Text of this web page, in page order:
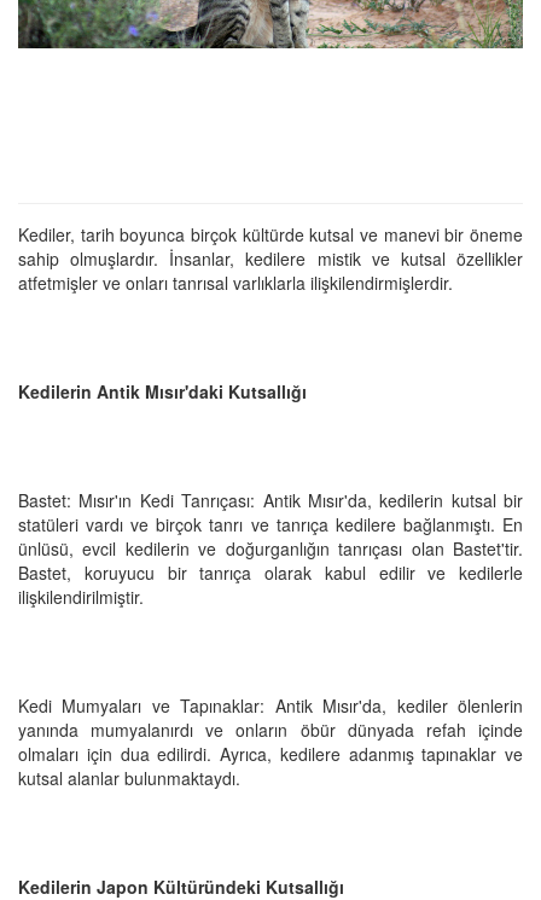
Kediler, tarih boyunca birçok kültürde kutsal ve manevi bir öneme
sahip olmuşlardır. İnsanlar, kedilere mistik ve kutsal özellikler
atfetmişler ve onları tanrısal varlıklarla ilişkilendirmişlerdir.
Kedilerin Antik Mısır'daki Kutsallığı
Bastet: Mısır'ın Kedi Tanrıçası: Antik Mısır'da, kedilerin kutsal bir
statüleri vardı ve birçok tanrı ve tanrıça kedilere bağlanmıştı. En
ünlüsü, evcil kedilerin ve doğurganlığın tanrıçası olan Bastet'tir.
Bastet, koruyucu bir tanrıça olarak kabul edilir ve kedilerle
ilişkilendirilmiştir.
Kedi Mumyaları ve Tapınaklar: Antik Mısır'da, kediler ölenlerin
yanında mumyalanırdı ve onların öbür dünyada refah içinde
olmaları için dua edilirdi. Ayrıca, kedilere adanmış tapınaklar ve
kutsal alanlar bulunmaktaydı.
Kedilerin Japon Kültüründeki Kutsallığı